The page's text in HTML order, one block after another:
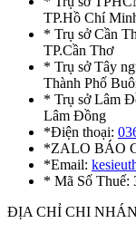
TP.Hồ Chí
* Trụ sở Cần
TP.Cần Thơ
* Trụ sở Tây
Thành Phố
* Trụ sở Lâm
Lâm Đồng
*Điện thoại:
*ZALO BÁO
*Email:
* Mã Số Thuế:
ĐỊA CHỈ CHI